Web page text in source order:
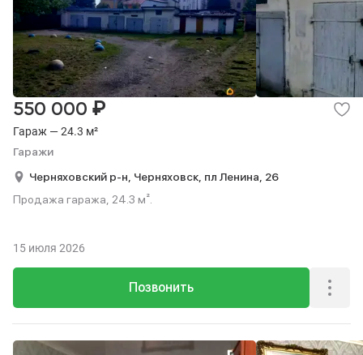
Гараж — 24.3 м²
Гаражи
550 000 ₽
Черняховский р-н, Черняховск, пл Ленина, 26
Продажа гаража, 24.3 м².
Позвонить
15 июля 2026